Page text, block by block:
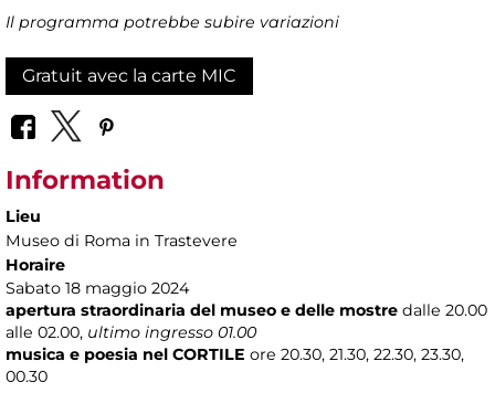
Il programma potrebbe subire variazioni
Gratuit avec la carte MIC
Information
Lieu
Museo di Roma in Trastevere
Horaire
Sabato 18 maggio 2024
apertura straordinaria del museo e delle mostre dalle 20.00
alle 02.00, ultimo ingresso 01.00
musica e poesia nel CORTILE ore 20.30, 21.30, 22.30, 23.30,
00.30